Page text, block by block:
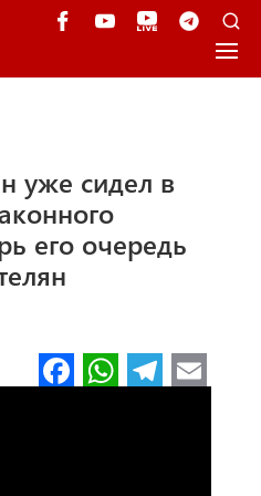
уже сидел в
его очередь
Fa W Te